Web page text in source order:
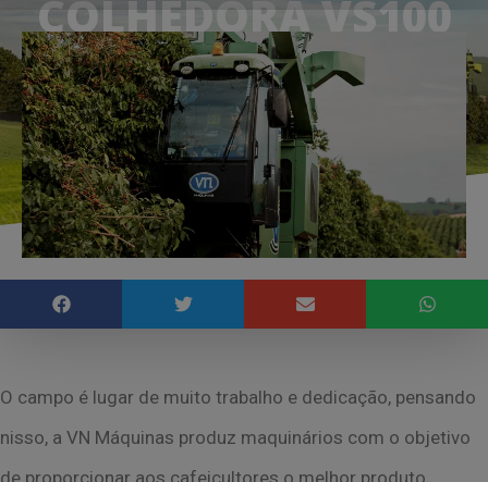
COLHEDORA VS100
21, abr
O campo é lugar de muito trabalho e dedicação, pensando
nisso, a VN Máquinas produz maquinários com o objetivo